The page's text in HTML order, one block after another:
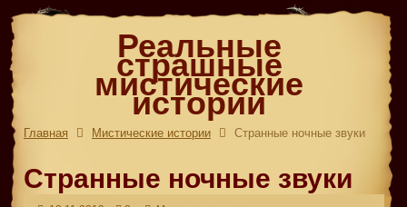
Реальные
страшные
мистические
истории
Главная Мистические истории Странные ночные звуки
Странные ночные звуки